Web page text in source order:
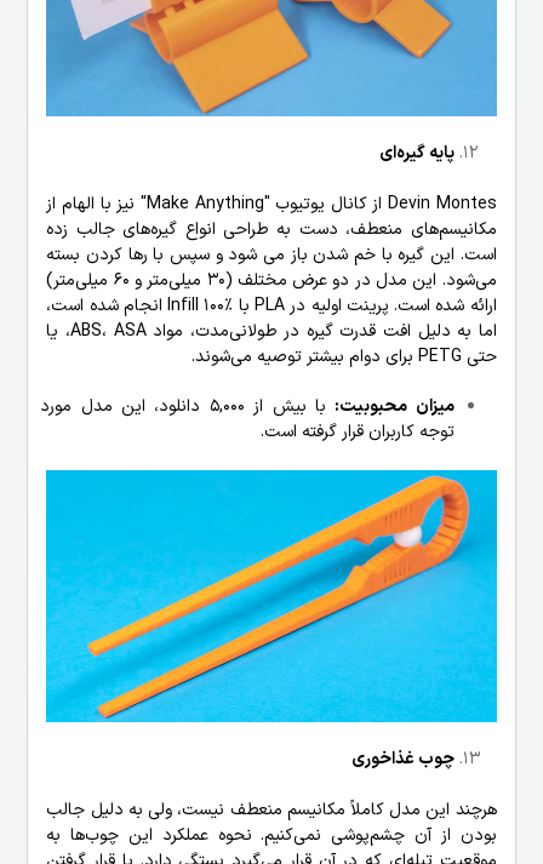
پایه گیره‌ای
Devin Montes از کانال یوتیوب "Make Anything" نیز با الهام از
مکانیسم‌های منعطف، دست به طراحی انواع گیره‌های جالب زده
است. این گیره با خم شدن باز می شود و سپس با رها کردن بسته
می‌شود. این مدل در دو عرض مختلف (30 میلی‌متر و 60 میلی‌متر)
ارائه شده است. پرینت اولیه در PLA با Infill 100٪ انجام شده است،
اما به دلیل افت قدرت گیره در طولانی‌مدت، مواد ABS، ASA، یا
حتی PETG برای دوام بیشتر توصیه می‌شوند.
میزان محبوبیت:
با بیش از 5,000 دانلود، این مدل مورد
توجه کاربران قرار گرفته است.
چوب‌ غذاخوری
هرچند این مدل کاملاً مکانیسم منعطف نیست، ولی به دلیل جالب
بودن از آن چشم‌پوشی نمی‌کنیم. نحوه عملکرد این چوب‌ها به